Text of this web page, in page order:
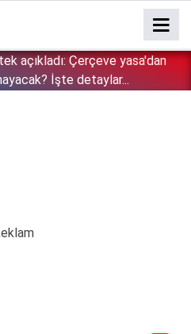
açıkladı: Çerçeve yasa'dan
İşte detaylar...